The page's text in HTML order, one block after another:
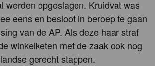
werden opgeslagen. Kruidvat was
eens en besloot in beroep te gaan
van de AP. Als deze haar straf
winkelketen met de zaak ook nog
gerecht stappen.